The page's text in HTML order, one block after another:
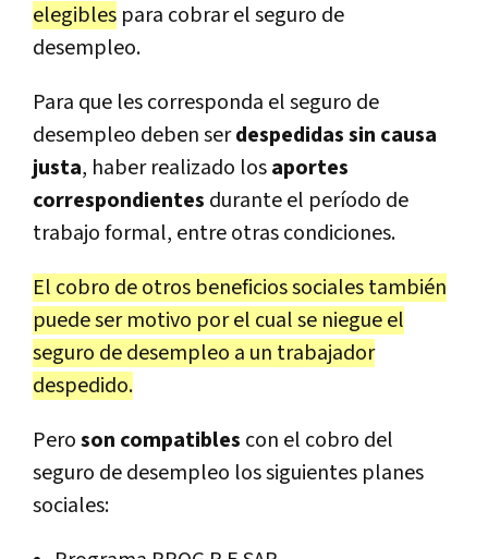
elegibles para cobrar el seguro de
desempleo.
Para que les corresponda el seguro de
desempleo deben serdespedidas sin causa
justa, haber realizado losaportes
correspondientes durante el período de
trabajo formal, entre otras condiciones.
El cobro de otros beneficios sociales también
puede ser motivo por el cual se niegue el
seguro de desempleo a un trabajador
despedido.
Peroson compatibles con el cobro del
seguro de desempleo los siguientes planes
sociales: